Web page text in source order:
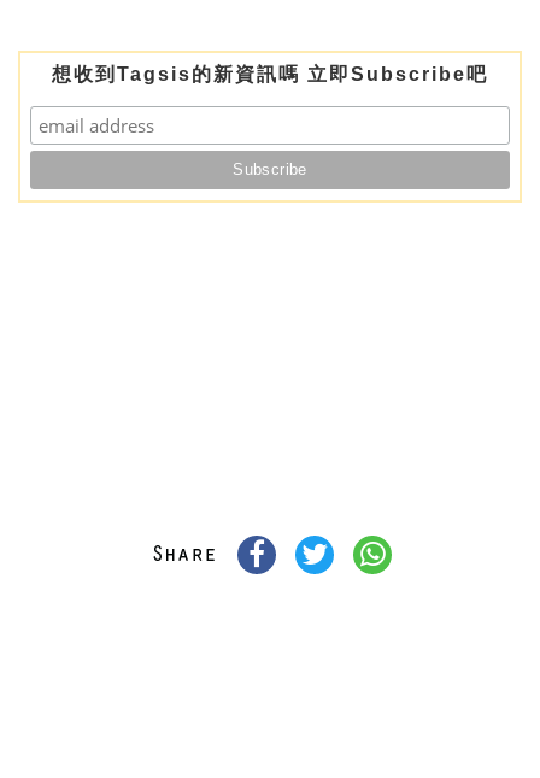
想收到Tagsis的新資訊嗎 立即Subscribe吧